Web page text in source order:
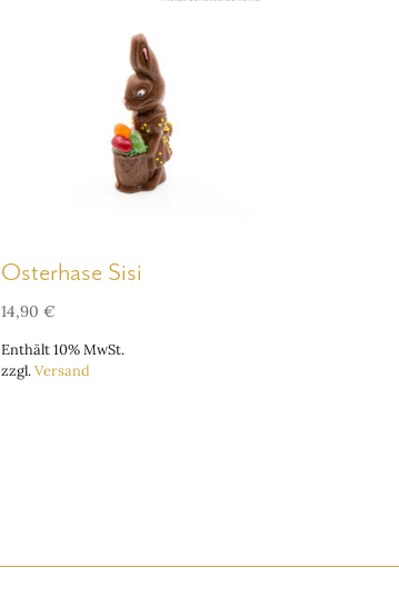
Osterhase Sisi
14,90€
Enthält 10% MwSt.
zzgl.Versand